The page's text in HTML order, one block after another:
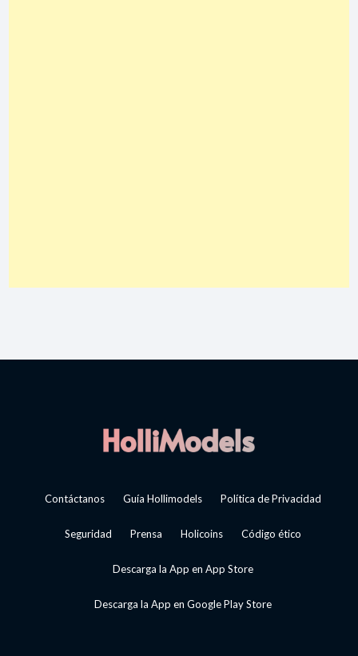
Contáctanos Guía Hollimodels Política de Privacidad
Seguridad Prensa Holicoins Código ético
Descarga la App en App Store
Descarga la App en Google Play Store